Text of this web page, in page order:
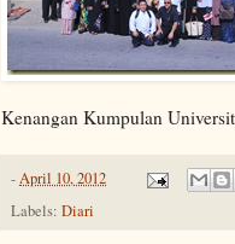
Kenangan Kumpulan
-April 10, 2012
Labels: Diari